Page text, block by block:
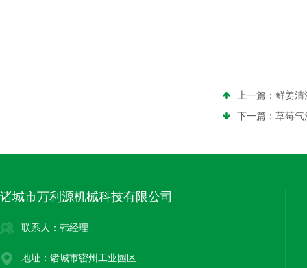
上一篇： 鲜姜清
下一篇： 草莓气
诸城市万利源机械科技有限公司
联系人：韩经理
地址：诸城市密州工业园区